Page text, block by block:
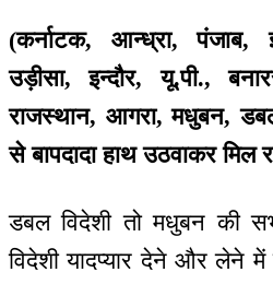
(कर्नाटक, आन्ध्रा, पंजाब,
उड़ीसा, इन्दौर, यू.पी.,
राजस्थान, आगरा, मधुबन,
से बापदादा हाथ उठवाकर मिल
डबल विदेशी तो मधुबन की
विदेशी यादप्यार देने और लेने में